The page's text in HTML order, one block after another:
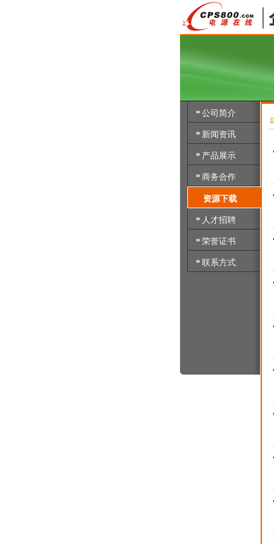
公司简介
新闻资讯
产品展示
商务合作
资源下载
人才招聘
荣誉证书
联系方式